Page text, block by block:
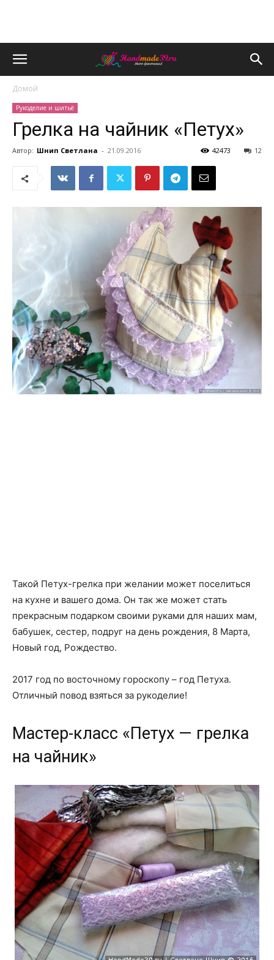
Домой
Рукоделие и шитьё
Грелка на чайник «Петух»
Автор: Шнип Светлана - 21.09.2016 12
42473
Такой Петух-грелка при желании может поселиться
на кухне и вашего дома. Он так же может стать
прекрасным подарком своими руками для наших мам,
бабушек, сестер, подруг на день рождения, 8 Марта,
Новый год, Рождество.
2017 год по восточному гороскопу – год Петуха.
Отличный повод взяться за рукоделие!
Мастер-класс «Петух — грелка
на чайник»